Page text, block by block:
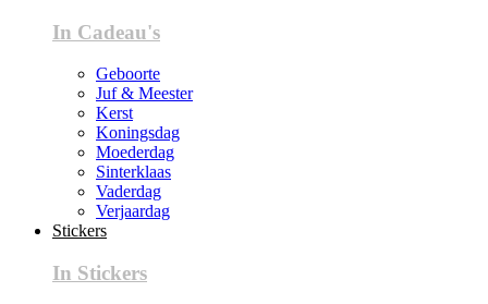
In Cadeau's
Geboorte
Juf & Meester
Kerst
Koningsdag
Moederdag
Sinterklaas
Vaderdag
Verjaardag
Stickers
In Stickers